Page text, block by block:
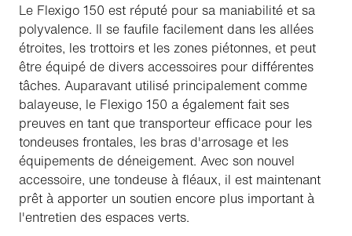
Le Flexigo 150 est réputé pour sa maniabilité et sa
polyvalence. Il se faufile facilement dans les allées
étroites, les trottoirs et les zones piétonnes, et peut
être équipé de divers accessoires pour différentes
tâches. Auparavant utilisé principalement comme
balayeuse, le Flexigo 150 a également fait ses
preuves en tant que transporteur efficace pour les
tondeuses frontales, les bras d'arrosage et les
équipements de déneigement. Avec son nouvel
accessoire, une tondeuse à fléaux, il est maintenant
prêt à apporter un soutien encore plus important à
l'entretien des espaces verts.